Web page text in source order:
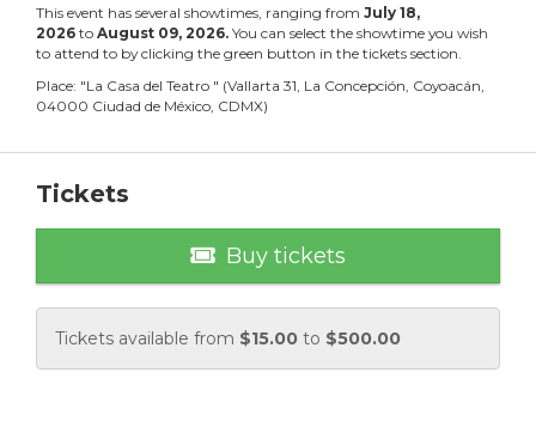
This event has several showtimes, ranging from July 18,
2026 to August 09, 2026. You can select the showtime you wish
to attend to by clicking the green button in the tickets section.
Place: "La Casa del Teatro " (Vallarta 31, La Concepción, Coyoacán,
04000 Ciudad de México, CDMX)
Tickets
Buy tickets
Tickets available from $15.00 to $500.00